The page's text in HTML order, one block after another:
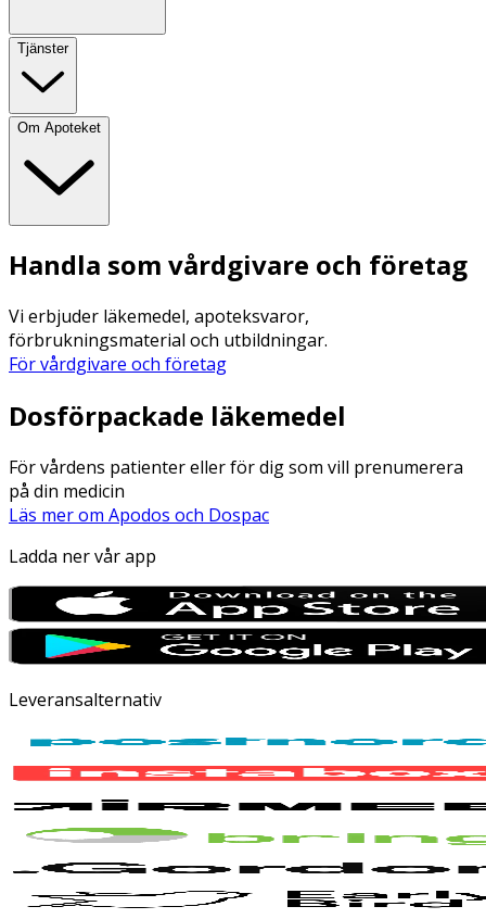
Tjänster
Om Apoteket
Handla som vårdgivare och företag
Vi erbjuder läkemedel, apoteksvaror,
förbrukningsmaterial och utbildningar.
För vårdgivare och företag
Dosförpackade läkemedel
För vårdens patienter eller för dig som vill prenumerera
på din medicin
Läs mer om Apodos och Dospac
Ladda ner vår app
Leveransalternativ